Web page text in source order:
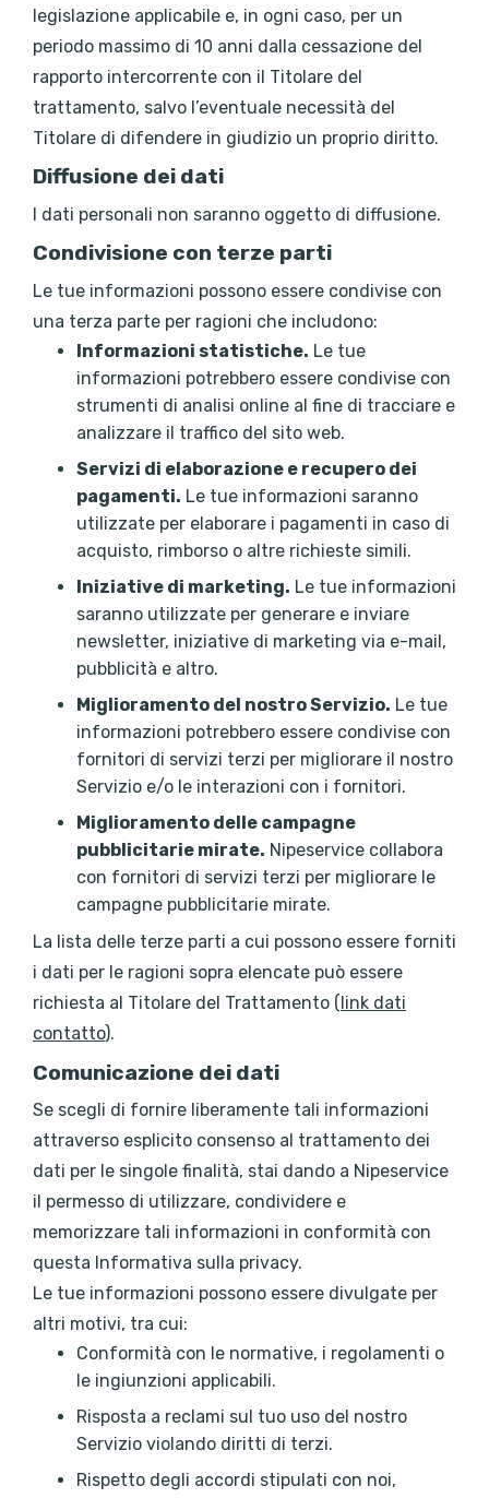
legislazione applicabile e, in ogni caso, per un
periodo massimo di 10 anni dalla cessazione del
rapporto intercorrente con il Titolare del
trattamento, salvo l’eventuale necessità del
Titolare di difendere in giudizio un proprio diritto.
Diffusione dei dati
I dati personali non saranno oggetto di diffusione.
Condivisione con terze parti
Le tue informazioni possono essere condivise con
una terza parte per ragioni che includono:
Informazioni statistiche. Le tue
informazioni potrebbero essere condivise con
strumenti di analisi online al fine di tracciare e
analizzare il traffico del sito web.
Servizi di elaborazione e recupero dei
pagamenti. Le tue informazioni saranno
utilizzate per elaborare i pagamenti in caso di
acquisto, rimborso o altre richieste simili.
Iniziative di marketing. Le tue informazioni
saranno utilizzate per generare e inviare
newsletter, iniziative di marketing via e-mail,
pubblicità e altro.
Miglioramento del nostro Servizio. Le tue
informazioni potrebbero essere condivise con
fornitori di servizi terzi per migliorare il nostro
Servizio e/o le interazioni con i fornitori.
Miglioramento delle campagne
pubblicitarie mirate. Nipeservice collabora
con fornitori di servizi terzi per migliorare le
campagne pubblicitarie mirate.
La lista delle terze parti a cui possono essere forniti
i dati per le ragioni sopra elencate può essere
richiesta al Titolare del Trattamento (link dati
contatto).
Comunicazione dei dati
Se scegli di fornire liberamente tali informazioni
attraverso esplicito consenso al trattamento dei
dati per le singole finalità, stai dando a Nipeservice
il permesso di utilizzare, condividere e
memorizzare tali informazioni in conformità con
questa Informativa sulla privacy.
Le tue informazioni possono essere divulgate per
altri motivi, tra cui:
Conformità con le normative, i regolamenti o
le ingiunzioni applicabili.
Risposta a reclami sul tuo uso del nostro
Servizio violando diritti di terzi.
Rispetto degli accordi stipulati con noi,